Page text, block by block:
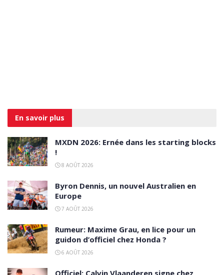
En savoir plus
MXDN 2026: Ernée dans les starting blocks
!
8 AOÛT 2026
Byron Dennis, un nouvel Australien en
Europe
7 AOÛT 2026
Rumeur: Maxime Grau, en lice pour un
guidon d’officiel chez Honda ?
6 AOÛT 2026